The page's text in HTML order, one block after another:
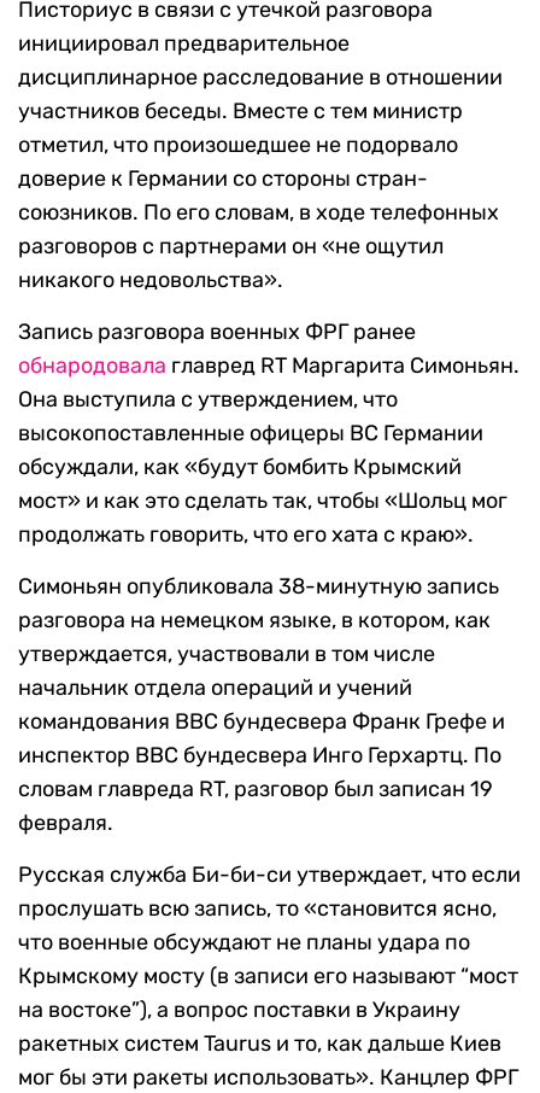
Писториус в связи с утечкой разговора
инициировал предварительное
дисциплинарное расследование в отношении
участников беседы. Вместе с тем министр
отметил, что произошедшее не подорвало
доверие к Германии со стороны стран-
союзников. По его словам, в ходе телефонных
разговоров с партнерами он «не ощутил
никакого недовольства».
Запись разговора военных ФРГ ранее
обнародовала главред RT Маргарита Симоньян.
Она выступила с утверждением, что
высокопоставленные офицеры ВС Германии
обсуждали, как «будут бомбить Крымский
мост» и как это сделать так, чтобы «Шольц мог
продолжать говорить, что его хата с краю».
Симоньян опубликовала 38-минутную запись
разговора на немецком языке, в котором, как
утверждается, участвовали в том числе
начальник отдела операций и учений
командования ВВС бундесвера Франк Грефе и
инспектор BBC бундесвера Инго Герхартц. По
словам главреда RT, разговор был записан 19
февраля.
Русская служба Би-би-си утверждает, что если
прослушать всю запись, то «становится ясно,
что военные обсуждают не планы удара по
Крымскому мосту (в записи его называют “мост
на востоке”), а вопрос поставки в Украину
ракетных систем Taurus и то, как дальше Киев
мог бы эти ракеты использовать». Канцлер ФРГ